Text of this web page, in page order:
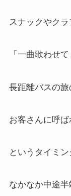
スナックやク
「一曲歌わせ
長距離バスの旅
お客さんに呼
というタイミン
なかなか中途